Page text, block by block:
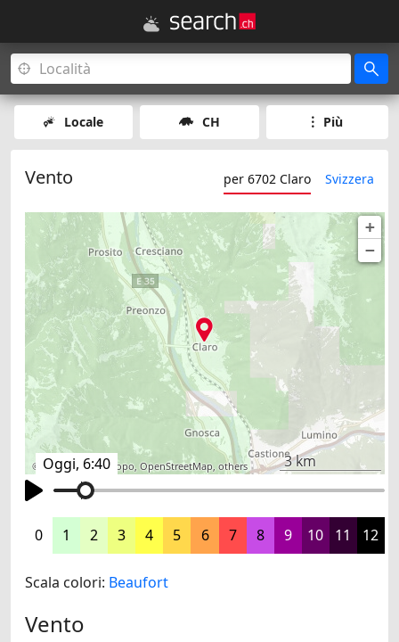
Locale CH Più
Vento per 6702 Claro Svizzera
Oggi, 6:40
+
−
© search.ch ,swisstopo, OpenStreetMap, others 3 km
0 1 2 3 4 5 6 7 8 9 10 11 12
Scala colori: Beaufort
Vento